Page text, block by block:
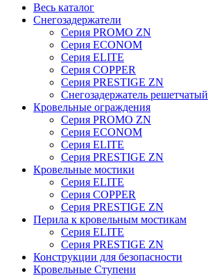
Весь каталог
Снегозадержатели
Серия PROMO ZN
Серия ECONOM
Серия ELITE
Серия COPPER
Серия PRESTIGE ZN
Снегозадержатель решетчатый
Кровельные ограждения
Серия PROMO ZN
Серия ECONOM
Серия ELITE
Серия PRESTIGE ZN
Кровельные мостики
Серия ELITE
Серия COPPER
Серия PRESTIGE ZN
Перила к кровельным мостикам
Серия ELITE
Серия PRESTIGE ZN
Конструкции для безопасности
Кровельные Ступени